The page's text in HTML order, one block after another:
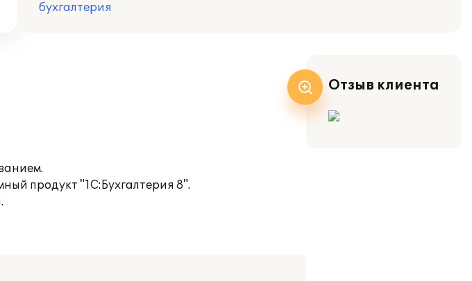
бухгалтерия
продукт "1С:Бухгалтерия 8".
Отзыв клиента